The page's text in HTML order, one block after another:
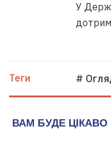
У
Теги #